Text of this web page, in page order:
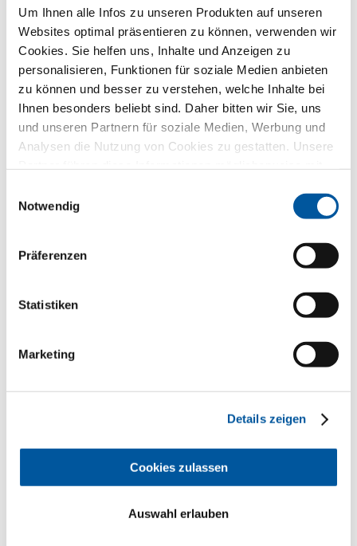
Um Ihnen alle Infos zu unseren Produkten auf unseren
Websites optimal präsentieren zu können, verwenden wir
Cookies. Sie helfen uns, Inhalte und Anzeigen zu
personalisieren, Funktionen für soziale Medien anbieten
zu können und besser zu verstehen, welche Inhalte bei
Ihnen besonders beliebt sind. Daher bitten wir Sie, uns
und unseren Partnern für soziale Medien, Werbung und
Analysen die Nutzung von Cookies zu gestatten. Unsere
haben oder die sie im Rahmen Ihrer Nutzung der Dienste
Notwendig
Präferenzen
Statistiken
Marketing
Details zeigen
Cookies zulassen
Auswahl erlauben
Land*
Bitte wählen
Ihr ausgewähltes Produktmuster
78/95
Ihre Mitteilung